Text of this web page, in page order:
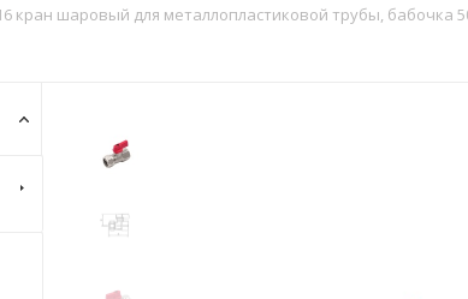
16 кран шаровый для металлопластиковой трубы, бабочка